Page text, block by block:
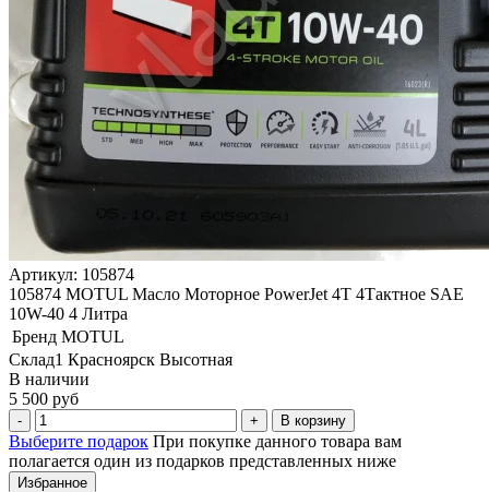
Артикул: 105874
105874 MOTUL Масло Моторное PowerJet 4Т 4Тактное SAE
10W-40 4 Литра
Бренд MOTUL
Склад1 Красноярск Высотная
В наличии
5 500 руб
В корзину
Выберите подарок При покупке данного товара вам
полагается один из подарков представленных ниже
Избранное